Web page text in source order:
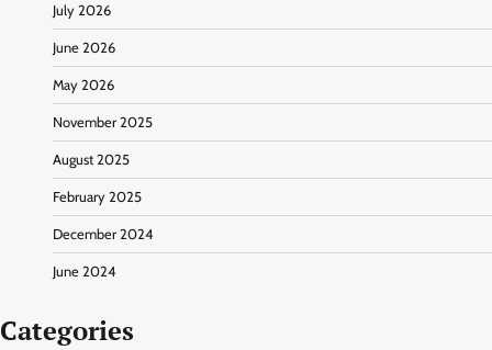
July 2026
June 2026
May 2026
November 2025
August 2025
February 2025
December 2024
June 2024
Categories